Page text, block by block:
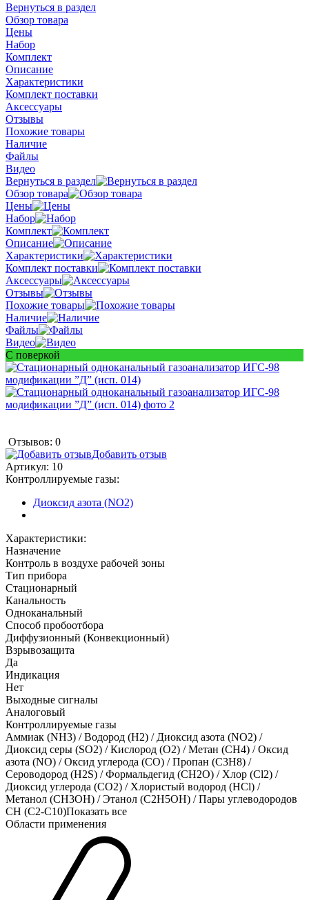
Вернуться в раздел
Обзор товара
Цены
Набор
Комплект
Описание
Характеристики
Комплект поставки
Аксессуары
Отзывы
Похожие товары
Наличие
Файлы
Видео
Вернуться в раздел
Обзор товара
Цены
Набор
Комплект
Описание
Характеристики
Комплект поставки
Аксессуары
Отзывы
Похожие товары
Наличие
Файлы
Видео
С поверкой
Отзывов: 0
Добавить отзыв
Артикул: 10
Контроллируемые газы:
Диоксид азота (NO2)
Характеристики:
Назначение
Контроль в воздухе рабочей зоны
Тип прибора
Стационарный
Канальность
Одноканальный
Способ пробоотбора
Диффузионный (Конвекционный)
Взрывозащита
Да
Индикация
Нет
Выходные сигналы
Аналоговый
Контроллируемые газы
Аммиак (NH3) /Водород (H2) / Диоксид азота (NO2) /
Диоксид серы (SO2) /Кислород (O2) /Метан (CH4) /Оксид
азота (NO) /Оксид углерода (CO) /Пропан (C3H8) /
Сероводород (H2S) /Формальдегид (CH2O) / Хлор (Cl2) /
Диоксид углерода (CO2) / Хлористый водород (HCl) /
Метанол (CH3OH) /Этанол (C2H5OH) /Пары углеводородов
CH (C2-C10)Показать все
Области применения